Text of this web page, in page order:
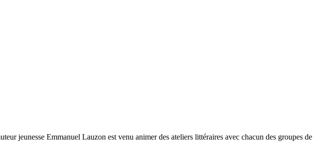
jeunesse Emmanuel Lauzon est venu animer des ateliers littéraires avec chacun des groupes de